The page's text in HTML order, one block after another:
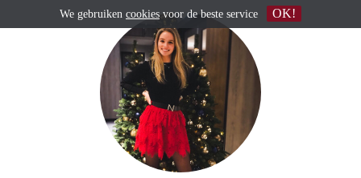
We gebruiken cookies voor de beste service OK!